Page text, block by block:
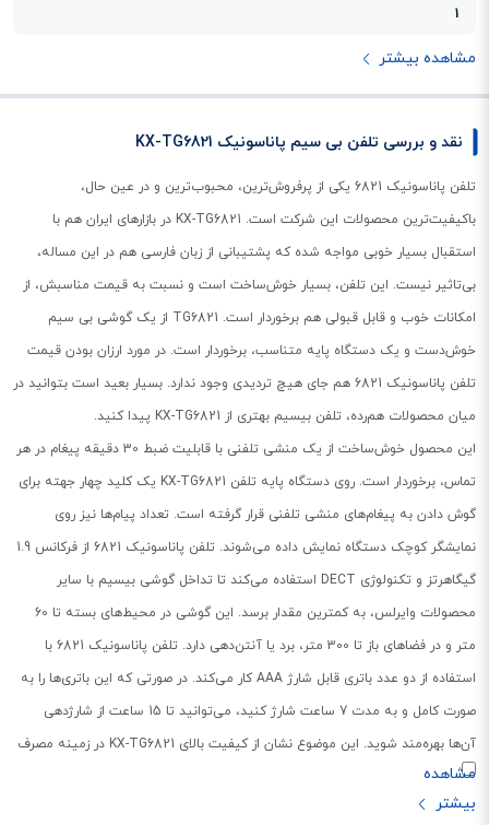
مشاهده بیشتر
نقد و بررسی تلفن بی سیم پاناسونیک KX-TG6821
تلفن پاناسونیک 6821 یکی از پرفروش‌ترین، محبوب‌ترین و در عین حال،
باکیفیت‌ترین محصولات این شرکت است. KX-TG6821 در بازارهای ایران هم با
استقبال بسیار خوبی مواجه شده که پشتیبانی از زبان فارسی هم در این مساله،
بی‌تاثیر نیست. این تلفن، بسیار خوش‌ساخت است و نسبت به قیمت مناسبش، از
امکانات خوب و قابل قبولی هم برخوردار است. TG6821 از یک گوشی بی سیم
خوش‌دست و یک دستگاه پایه متناسب، برخوردار است. در مورد ارزان بودن قیمت
تلفن پاناسونیک 6821 هم جای هیچ تردیدی وجود ندارد. بسیار بعید است بتوانید در
میان محصولات هم‌‌رده، تلفن بیسیم بهتری از KX-TG6821 پیدا کنید.
این محصول خوش‌ساخت از یک منشی تلفنی با قابلیت ضبط 30 دقیقه پیغام در هر
تماس، برخوردار است. روی دستگاه پایه تلفن KX-TG6821 یک کلید چهار جهته برای
گوش دادن به پیغام‌های منشی تلفنی قرار گرفته است. تعداد پیام‌ها نیز روی
نمایشگر کوچک دستگاه نمایش داده می‌شوند. تلفن پاناسونیک 6821 از فرکانس 1.9
گیگاهرتز و تکنولوژی DECT استفاده می‌کند تا تداخل گوشی بیسیم با سایر
محصولات وایرلس، به کمترین مقدار برسد. این گوشی در محیط‌های بسته تا 60
متر و در فضاهای باز تا 300 متر، برد یا آنتن‌دهی دارد. تلفن پاناسونیک 6821 با
استفاده از دو عدد باتری قابل شارژ AAA کار می‌کند. در صورتی که این باتری‌ها را به
صورت کامل و به مدت 7 ساعت شارژ کنید، می‌توانید تا 15 ساعت از شارژدهی
آن‌ها بهره‌مند شوید. این موضوع نشان از کیفیت بالای KX-TG6821 در زمینه مصرف
انرژی دارد. می‌توانید تا 100 شماره را در دفترچه مخاطبین آن ذخیره نمایید
قابلیت اتصال به دیوار، ساعت هشدار، حالت استراحت، امکان تنظیم صدای زنگ،